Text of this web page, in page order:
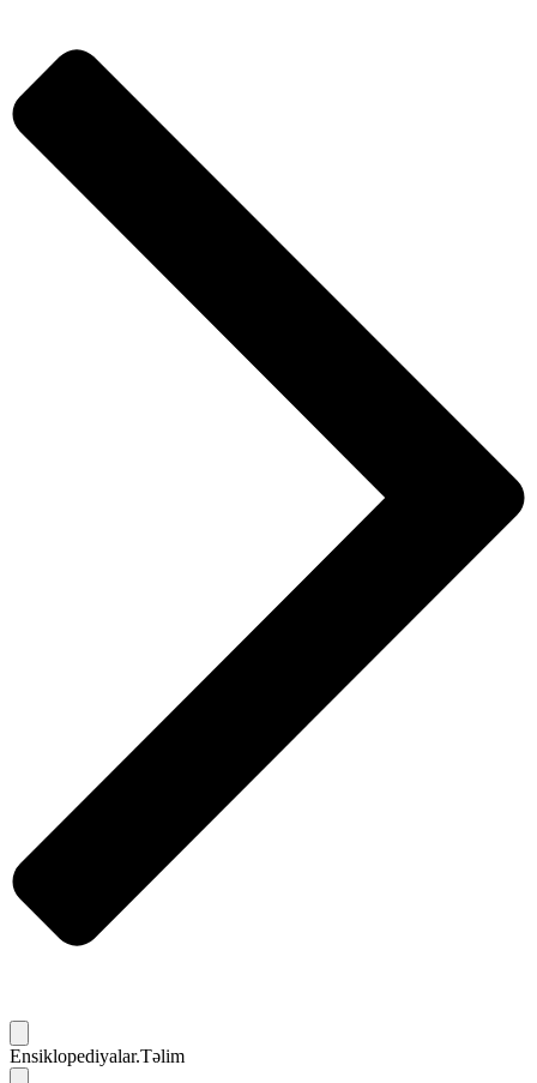
Ensiklopediyalar.Təlim